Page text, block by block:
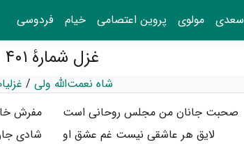
سعدی مولوی پروین اعتصامی خیام فردوسی
غزل شمارهٔ ۴۰۱
شاه نعمت‌الله ولی /
صحبت جانان من مجلس روحانی است
مفرش
لایق هر عاشقی نیست غم عشق او
شادی